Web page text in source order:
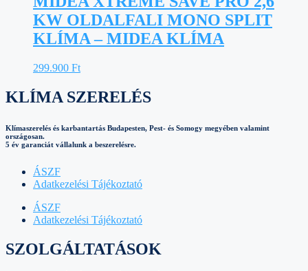
KW OLDALFALI MONO SPLIT
KLÍMA – MIDEA KLÍMA
299.900 Ft
KLÍMA SZERELÉS
Klímaszerelés és karbantartás Budapesten, Pest- és Somogy megyében valamint
országosan.
5 év garanciát vállalunk a beszerelésre.
ÁSZF
Adatkezelési Tájékoztató
ÁSZF
Adatkezelési Tájékoztató
SZOLGÁLTATÁSOK